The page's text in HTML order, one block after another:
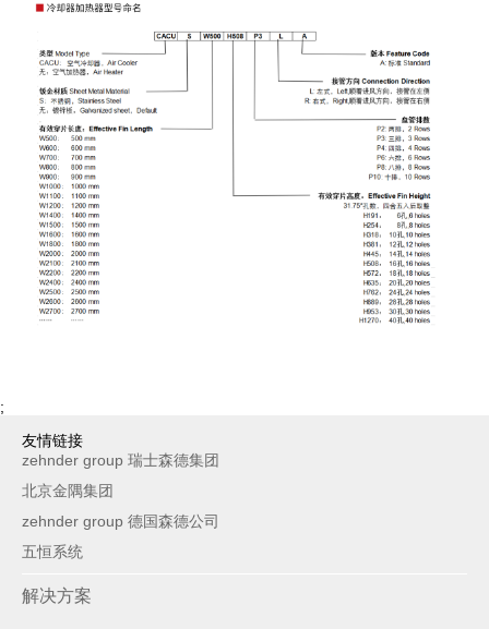
;
友情链接
zehnder group 瑞士森德集团
北京金隅集团
zehnder group 德国森德公司
五恒系统
解决方案